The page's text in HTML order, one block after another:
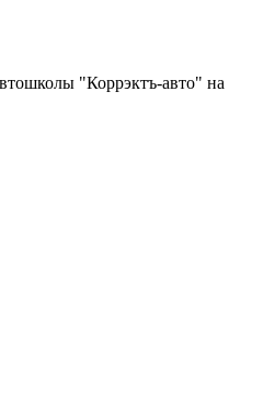
"Коррэктъ-авто" на